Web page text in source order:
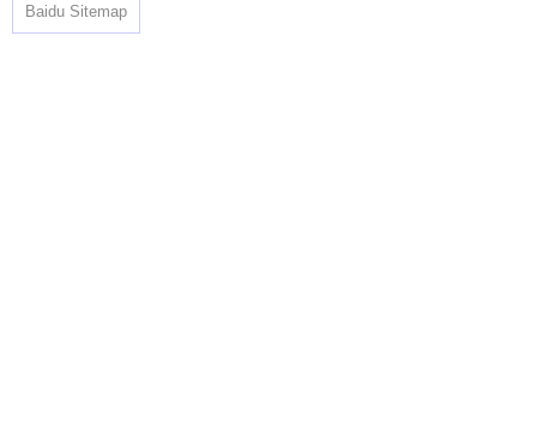
Baidu Sitemap